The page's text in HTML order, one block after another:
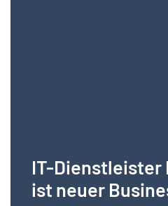
IT-Dienstleister
ist neuer